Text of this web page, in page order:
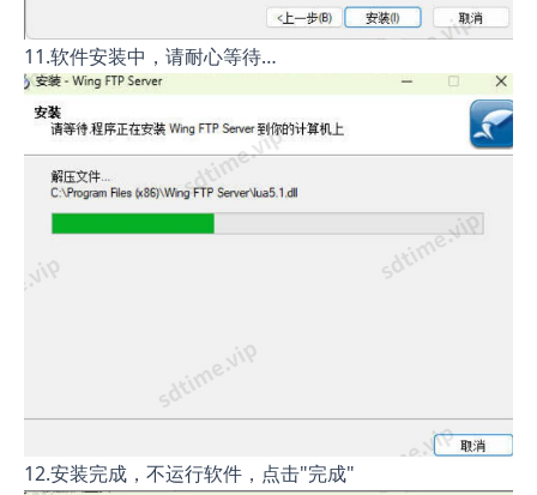
11.软件安装中，请耐心等待…
12.安装完成，不运行软件，点击"完成"